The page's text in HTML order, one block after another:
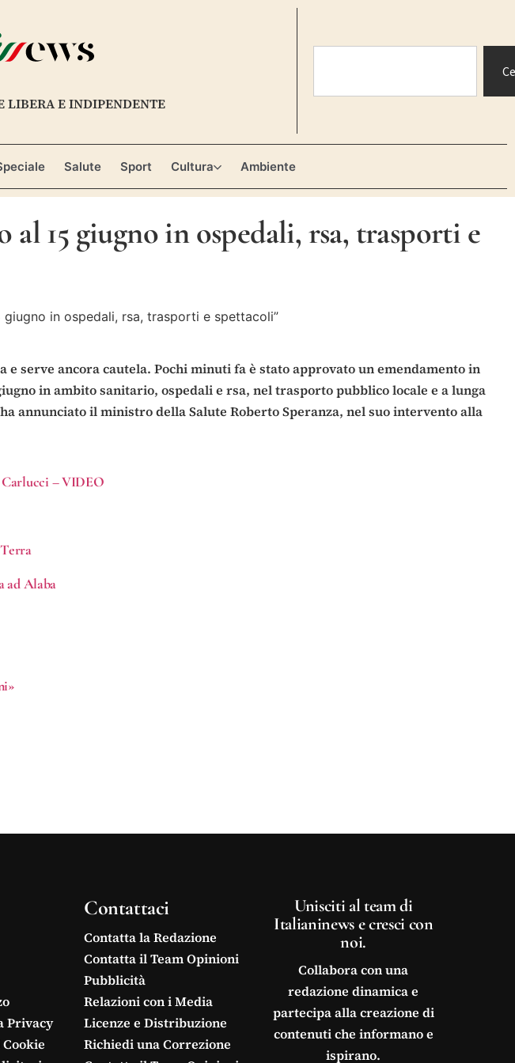
LIBERA E INDIPENDENTE
Salute Sport Cultura Ambiente
15 giugno in ospedali, rsa, trasporti e
serve ancora cautela. Pochi minuti fa è stato approvato un emendamento in
in ambito sanitario, ospedali e rsa, nel trasporto pubblico locale e a lunga
annunciato il ministro della Salute Roberto Speranza, nel suo intervento alla
– VIDEO
ad Alaba
Privacy
Contattaci
Contatta la Redazione
Contatta il Team Opinioni
Pubblicità
Relazioni con i Media
Licenze e Distribuzione
Richiedi una Correzione
Unisciti al team di
Italianinews e cresci con
noi.
Collabora con una
redazione dinamica e
partecipa alla creazione di
contenuti che informano e
ispirano.